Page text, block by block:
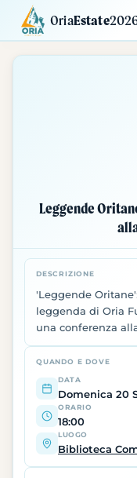
OriaEstate
Calendario
Leggende
DESCRIZIONE
'Leggende
leggenda di Oria
una conferenza
QUANDO E DOVE
DATA
Domenica 20
ORARIO
18:00
LUOGO
Biblioteca